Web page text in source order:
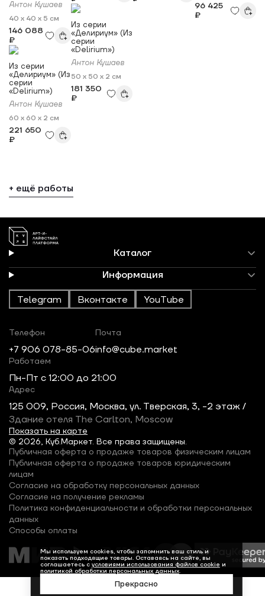
Антон Кушаев
40 x 40 x 5 см
146 088
₽
Из серии
«Делириум» (Из
серии
«Delirium»)
Антон Кушаев
60 x 60 x 2 см
221 650
₽
Из серии
«Делириум» (Из
серии
«Delirium»)
Антон Кушаев
50 x 50 x 2 см
181 350
₽
96 425
₽
+ ещё работы
Каталог
Информация
Telegram Вконтакте YouTube
© 2026, Куб.Маркет. Все права защищены.
Телефон
+7 906 078-85-06
Почта
info@cube.market
Работаем
Пн-Пт c 12:00 до 21:00
Адрес
125 009, Россия, Москва, ул. Тверская, 3, -2 этаж /
Здание отеля The Carlton, Moscow
Показать на карте
Публичная оферта о продаже товаров физическим лицам
Публичная оферта о продаже товаров юридическим
лицам
Согласие на обработку персональных данных
Согласие на получение рекламы
Политика конфиденциальности и обработки персональных
данных
Способы оплаты
Мы используем cookies, чтобы запомнить ваш стиль и
показать подходящие товары. Оставаясь на сайте, вы
соглашаетесь с условиями использования файлов cookie и
политикой обработки персональных данных.
Прекрасно